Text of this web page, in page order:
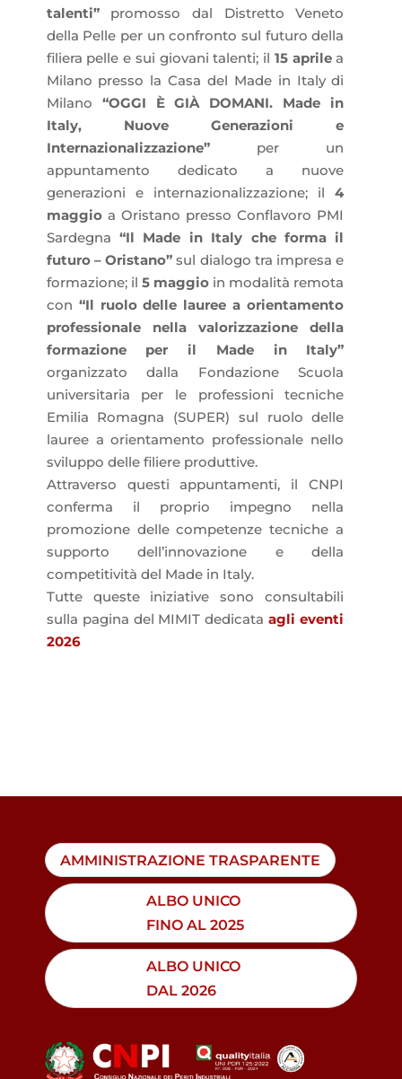
talenti”promosso dal Distretto Veneto
della Pelle per un confronto sul futuro della
filiera pelle e sui giovani talenti; il 15 aprilea
Milano presso la Casa del Made in Italy di
Milano “OGGI È GIÀ DOMANI. Made in
Italy, Nuove Generazioni e
Internazionalizzazione”per un
appuntamento dedicato a nuove
generazioni e internazionalizzazione; il4
maggioa Oristano presso Conflavoro PMI
Sardegna “Il Made in Italy che forma il
futuro – Oristano” sul dialogo tra impresa e
formazione; il 5 maggio in modalità remota
con “Il ruolo delle lauree a orientamento
professionale nella valorizzazione della
formazione peril Made in Italy”
organizzato dalla Fondazione Scuola
universitaria per le professioni tecniche
Emilia Romagna (SUPER) sul ruolo delle
lauree a orientamento professionale nello
sviluppo delle filiere produttive.
Attraverso questi appuntamenti, il CNPI
conferma il proprio impegno nella
promozione delle competenze tecniche a
supporto dell’innovazione e della
competitività del Made in Italy.
Tutte queste iniziative sono consultabili
sulla pagina del MIMIT dedicataagli eventi
2026
AMMINISTRAZIONE TRASPARENTE
ALBO UNICO
FINO AL 2025
ALBO UNICO
DAL 2026